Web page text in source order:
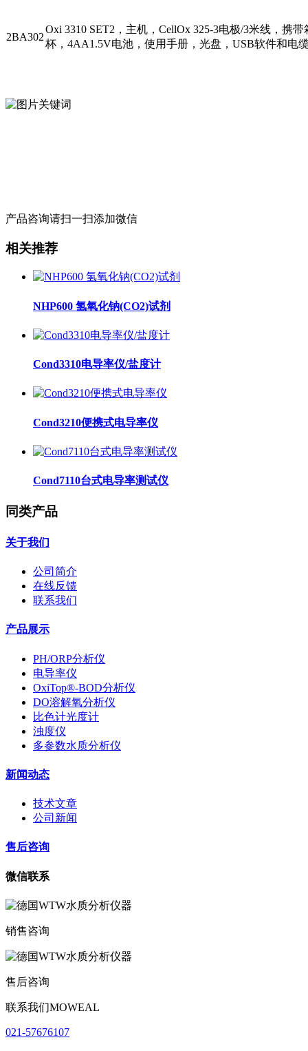
2BA302
Oxi 3310 SET2，主机，CellOx 325-3电极/3米线，携
杯，4AA1.5V电池，使用手册，光盘，USB软件和电
产品咨询请扫一扫添加微信
相关推荐
NHP600 氢氧化钠(CO2)试剂
Cond3310电导率仪/盐度计
Cond3210便携式电导率仪
Cond7110台式电导率测试仪
同类产品
关于我们
公司简介
在线反馈
联系我们
产品展示
PH/ORP分析仪
电导率仪
OxiTop®-BOD分析仪
DO溶解氧分析仪
比色计光度计
浊度仪
多参数水质分析仪
新闻动态
技术文章
公司新闻
售后咨询
微信联系
销售咨询
售后咨询
联系我们MOWEAL
021-57676107